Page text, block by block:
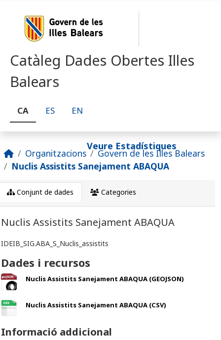
Catàleg Dades Obertes Illes
Balears
CA ES EN
Veure Estadístiques
Organitzacions
Govern de les Illes Balears
Nuclis Assistits Sanejament ABAQUA
Conjunt de dades Categories
Nuclis Assistits Sanejament ABAQUA
IDEIB_SIG.ABA_S_Nuclis_assistits
Dades i recursos
Nuclis Assistits Sanejament ABAQUA (GEOJSON)
Nuclis Assistits Sanejament ABAQUA (CSV)
Informació addicional